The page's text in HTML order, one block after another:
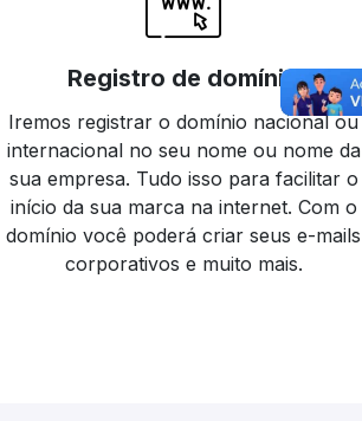
Registro de domínio
Iremos registrar o domínio nacional ou
internacional no seu nome ou nome da
sua empresa. Tudo isso para facilitar o
início da sua marca na internet. Com o
domínio você poderá criar seus e-mails
corporativos e muito mais.